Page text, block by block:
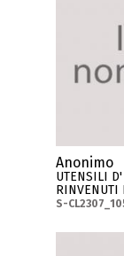
Anonimo
UTENSILI
RINVENUTI
S-